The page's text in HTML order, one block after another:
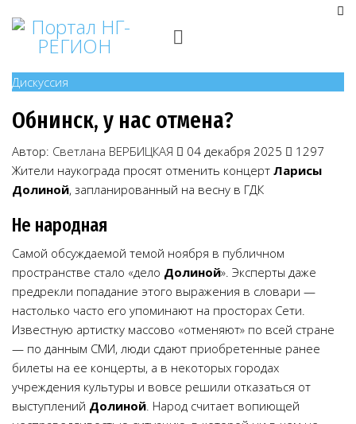
Дискуссия
Обнинск, у нас отмена?
Автор: Светлана ВЕРБИЦКАЯ 04 декабря 2025
1297
Жители наукограда просят отменить концерт Ларисы
Долиной, запланированный на весну в ГДК
Не народная
Самой обсуждаемой темой ноября в публичном
пространстве стало «дело Долиной». Эксперты даже
предрекли попадание этого выражения в словари —
настолько часто его упоминают на просторах Сети.
Известную артистку массово «отменяют» по всей стране
— по данным СМИ, люди сдают приобретенные ранее
билеты на ее концерты, а в некоторых городах
учреждения культуры и вовсе решили отказаться от
выступлений Долиной. Народ считает вопиющей